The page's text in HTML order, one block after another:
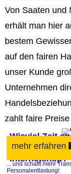
Von Saaten und
erhält man hier
bestem
auf den fairen
unser Kunde
Unternehmen
zahlt faire
Wieviel Zeit
Internetshop?
mehr erfahren
... und schafft mehr
Personalentlastung!